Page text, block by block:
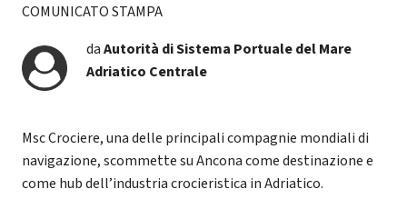
COMUNICATO STAMPA
daAutorità di Sistema Portuale del Mare
Adriatico Centrale
Msc Crociere, una delle principali compagnie mondiali di
navigazione, scommette su Ancona come destinazione e
come hub dell’industria crocieristica in Adriatico.